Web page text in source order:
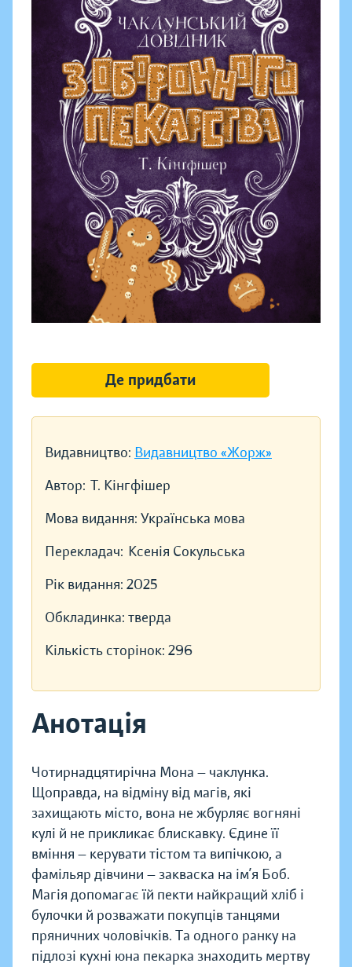
Видавництво: Видавництво «Жорж»
Автор: Т. Кінгфішер
Мова видання: Українська мова
Перекладач: Ксенія Сокульська
Рік видання: 2025
Обкладинка: тверда
Кількість сторінок: 296
Анотація
Чотирнадцятирічна Мона — чаклунка.
Щоправда, на відміну від магів, які
захищають місто, вона не жбурляє вогняні
кулі й не прикликає блискавку. Єдине її
вміння — керувати тістом та випічкою, а
фамільяр дівчини — закваска на ім’я Боб.
Магія допомагає їй пекти найкращий хліб і
булочки й розважати покупців танцями
пряничних чоловічків. Та одного ранку на
підлозі кухні юна пекарка знаходить мертву
Де придбати